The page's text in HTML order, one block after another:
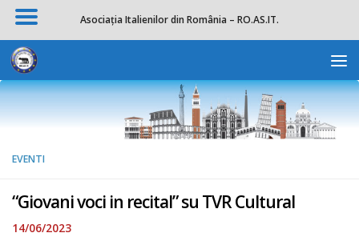
Apri la
Salta al contenuto
EVENTI
“Giovani voci in recital” su TVR Cultural
14/06/2023
Asociația Italienilor din România – RO.AS.IT.